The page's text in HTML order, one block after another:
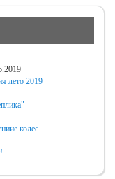
лето 2019
колес